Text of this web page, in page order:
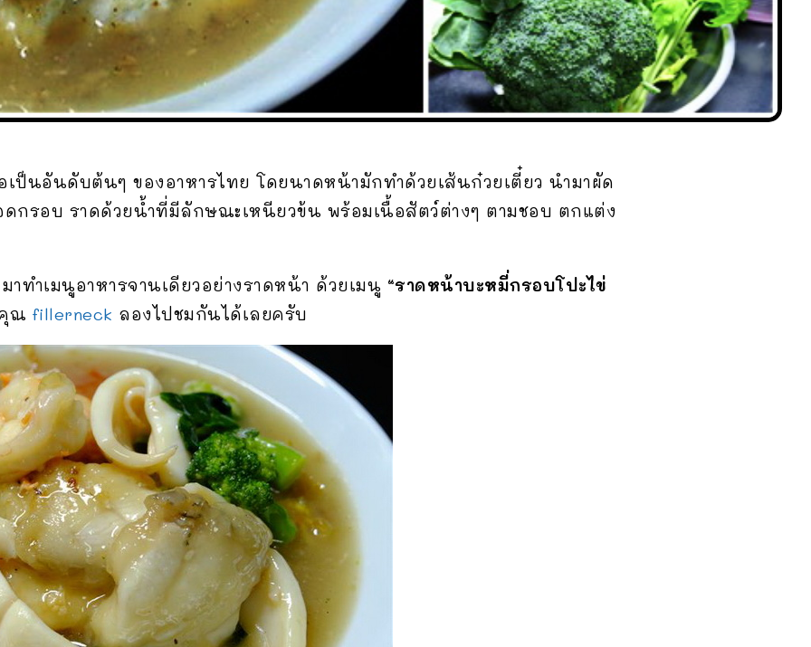
ป็นอันดับต้นๆ ของอาหารไทย โดยนาดหน้ามักทำด้วยเส้นก๋วยเตี๋ยว นำมาผัด
ดกรอบ ราดด้วยน้ำที่มีลักษณะเหนียวข้น พร้อมเนื้อสัตว์ต่างๆ ตามชอบ ตกแต่ง
ทำเมนูอาหารจานเดียวอย่างราดหน้า ด้วยเมนู “ราดหน้าบะหมี่กรอบโปะไข่
ณ fillerneck ลองไปชมกันได้เลยครับ